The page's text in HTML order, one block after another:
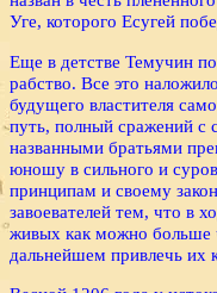
Уге, которого Есугей
Еще в детстве Темучин
рабство. Все это
будущего властителя
путь, полный сражений с
названными братьями
юношу в сильного и
принципам и своему
завоевателей тем, что в
живых как можно больше
дальнейшем привлечь их